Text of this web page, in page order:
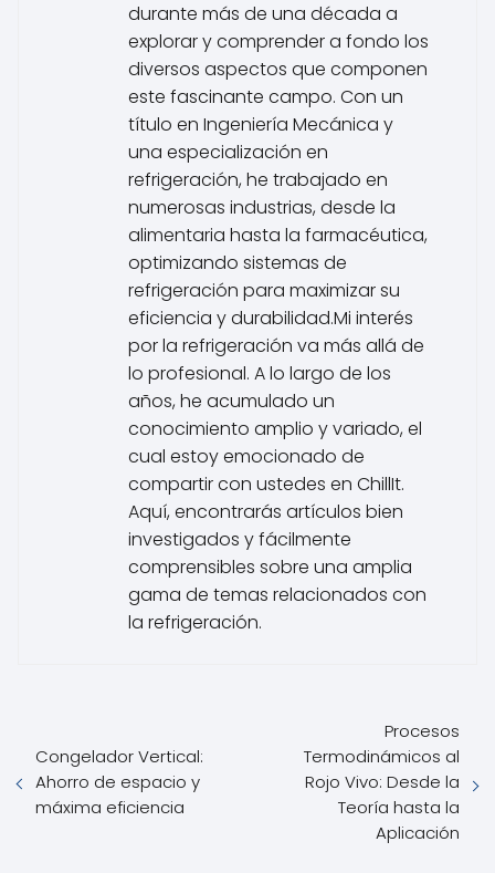
durante más de una década a
explorar y comprender a fondo los
diversos aspectos que componen
este fascinante campo. Con un
título en Ingeniería Mecánica y
una especialización en
refrigeración, he trabajado en
numerosas industrias, desde la
alimentaria hasta la farmacéutica,
optimizando sistemas de
refrigeración para maximizar su
eficiencia y durabilidad.Mi interés
por la refrigeración va más allá de
lo profesional. A lo largo de los
años, he acumulado un
conocimiento amplio y variado, el
cual estoy emocionado de
compartir con ustedes en ChillIt.
Aquí, encontrarás artículos bien
investigados y fácilmente
comprensibles sobre una amplia
gama de temas relacionados con
la refrigeración.
Congelador Vertical:
Ahorro de espacio y
máxima eficiencia
Procesos
Termodinámicos al
Rojo Vivo: Desde la
Teoría hasta la
Aplicación